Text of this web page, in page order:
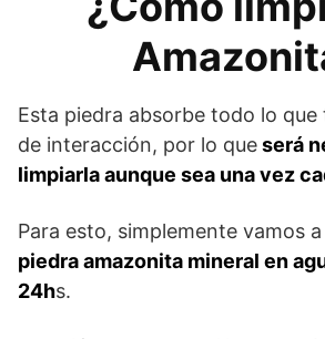
Esta piedra absorbe todo lo que
de interacción, por lo queserá
limpiarla aunque sea una vez
Para esto, simplemente vamos a
piedra amazonita mineral en
24hs.